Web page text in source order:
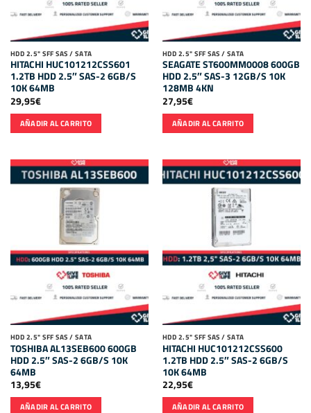
HDD 2.5" SFF SAS / SATA
HITACHI HUC101212CSS601
1.2TB HDD 2.5″ SAS-2 6GB/S
10K 64MB
29,95€
AÑADIR AL CARRITO
HDD 2.5" SFF SAS / SATA
SEAGATE ST600MM0008 600GB
HDD 2.5″ SAS-3 12GB/S 10K
128MB 4KN
27,95€
AÑADIR AL CARRITO
HDD 2.5" SFF SAS / SATA
TOSHIBA AL13SEB600 600GB
HDD 2.5″ SAS-2 6GB/S 10K
64MB
13,95€
AÑADIR AL CARRITO
HDD 2.5" SFF SAS / SATA
HITACHI HUC101212CSS600
1.2TB HDD 2.5″ SAS-2 6GB/S
10K 64MB
22,95€
AÑADIR AL CARRITO